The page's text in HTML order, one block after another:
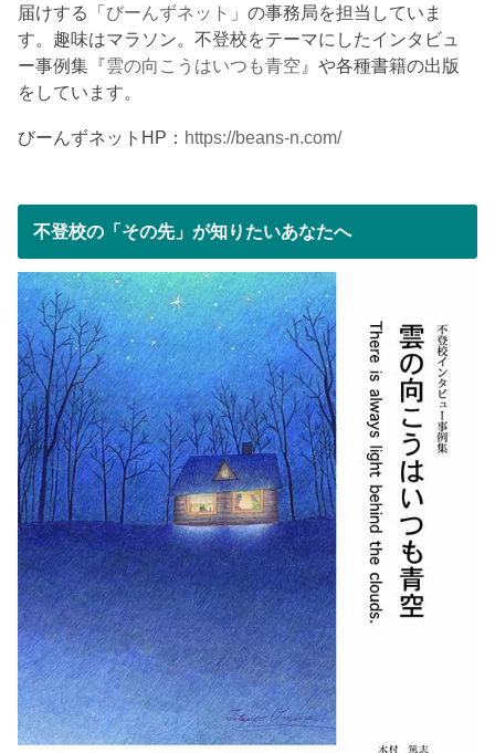
届けする「びーんずネット 」の事務局を担当していま
す。趣味はマラソン。不登校をテーマにしたインタビュ
ー事例集『雲の向こうはいつも青空 』や各種書籍の出版
をしています。
びーんずネットHP： https://beans-n.com/
不登校の「その先」が知りたいあなたへ